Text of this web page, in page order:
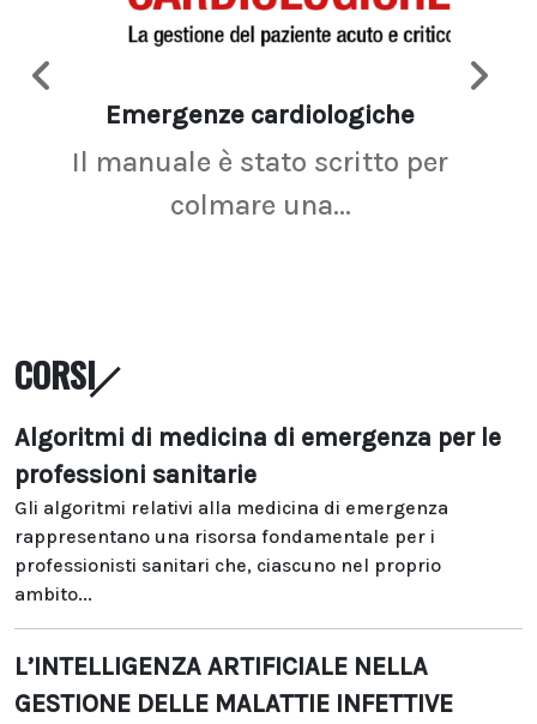
Emergenze cardiologiche
Il manuale è stato scritto per
colmare una...
CORSI
Algoritmi di medicina di emergenza per le
professioni sanitarie
Gli algoritmi relativi alla medicina di emergenza
rappresentano una risorsa fondamentale per i
professionisti sanitari che, ciascuno nel proprio
ambito...
L’INTELLIGENZA ARTIFICIALE NELLA
GESTIONE DELLE MALATTIE INFETTIVE